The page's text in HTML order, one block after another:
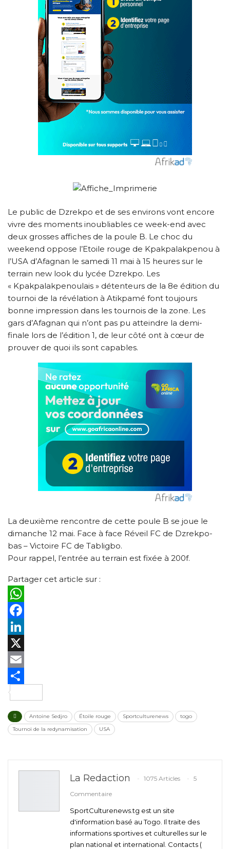
Le public de Dzrekpo et de ses environs vont encore
vivre des moments inoubliables ce week-end avec
deux grosses affiches de la poule B. Le choc du
weekend oppose l’Etoile rouge de Kpakpalakpenou à
l’USA d’Afagnan le samedi 11 mai à 15 heures sur le
terrain new look du lycée Dzrekpo. Les
« Kpakpalakpenoulais » détenteurs de la 8e édition du
tournoi de la révélation à Atikpamé font toujours
bonne impression dans les tournois de la zone. Les
gars d’Afagnan qui n’ont pas pu atteindre la demi-
finale lors de l’édition 1, de leur côté ont à cœur de
prouver de quoi ils sont capables.
La deuxième rencontre de cette poule B se joue le
dimanche 12 mai. Face à face Réveil FC de Dzrekpo-
bas – Victoire FC de Tabligbo.
Pour rappel, l’entrée au terrain est fixée à 200f.
Partager cet article sur :
WhatsApp
Facebook
LinkedIn
X
Email
Antoine Sedjro Étoile rouge Sportculturenews
togo
Tournoi de la redynamisation
USA
La Redaction 1075 Articles
5
Commentaire
SportCulturenews.tg est un site
d'information basé au Togo. Il traite des
informations sportives et culturelles sur le
plan national et international. Contacts (